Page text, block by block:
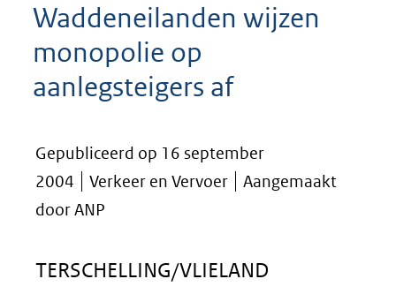
Waddeneilanden wijzen
monopolie op
aanlegsteigers af
Gepubliceerd op 16 september
2004
Verkeer en Vervoer
Aangemaakt
door ANP
TERSCHELLING/VLIELAND